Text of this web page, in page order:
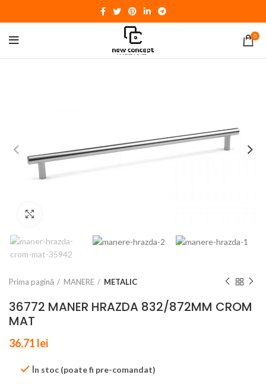
0
Prima pagină MANERE METALIC
36772 MANER HRAZDA 832/872MM CROM
MAT
36,71 lei
În stoc (poate fi pre-comandat)